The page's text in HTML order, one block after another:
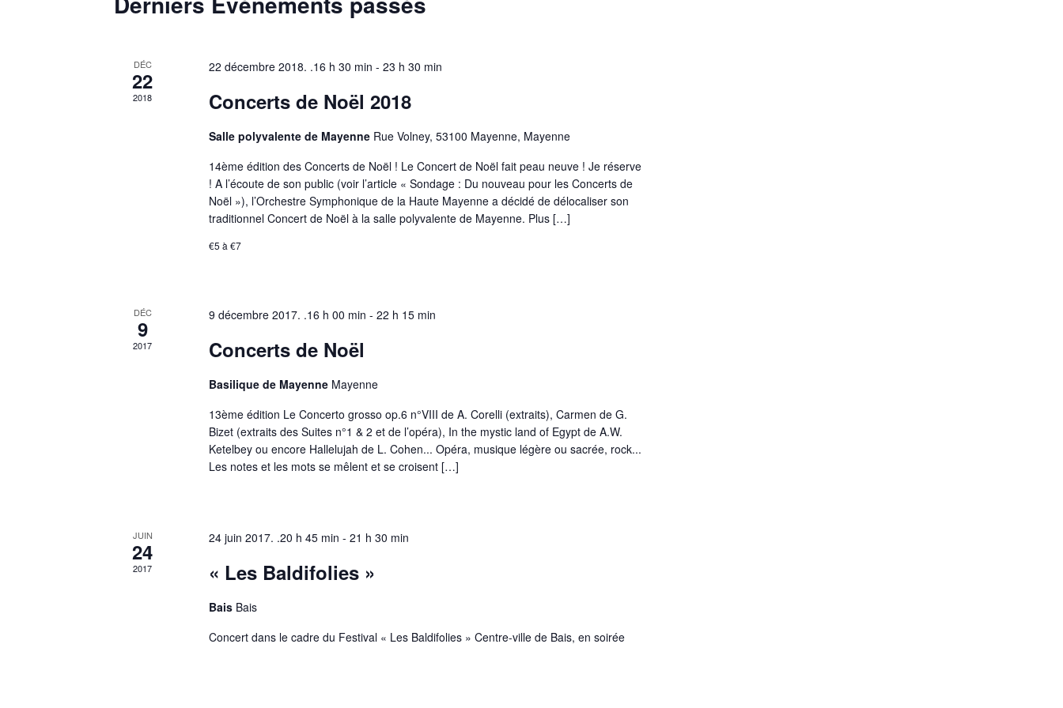
Évènements
DÉC
22
2018
22 décembre 2018. .16 h 30 min -23 h 30 min
Concerts de Noël 2018
Salle polyvalente de Mayenne Rue Volney, 53100 Mayenne, Mayenne
14ème édition des Concerts de Noël ! Le Concert de Noël fait peau neuve ! Je réserve
! A l’écoute de son public (voir l’article « Sondage : Du nouveau pour les Concerts de
Noël »), l’Orchestre Symphonique de la Haute Mayenne a décidé de délocaliser son
traditionnel Concert de Noël à la salle polyvalente de Mayenne. Plus […]
€5 à €7
DÉC
9
2017
9 décembre 2017. .16 h 00 min -22 h 15 min
Concerts de Noël
Basilique de Mayenne Mayenne
13ème édition Le Concerto grosso op.6 n°VIII de A. Corelli (extraits), Carmen de G.
Bizet (extraits des Suites n°1 & 2 et de l’opéra), In the mystic land of Egypt de A.W.
Ketelbey ou encore Hallelujah de L. Cohen... Opéra, musique légère ou sacrée, rock...
Les notes et les mots se mêlent et se croisent […]
JUIN
24
2017
24 juin 2017. .20 h 45 min -21 h 30 min
« Les Baldifolies »
Bais Bais
Concert dans le cadre du Festival « Les Baldifolies » Centre-ville de Bais, en soirée